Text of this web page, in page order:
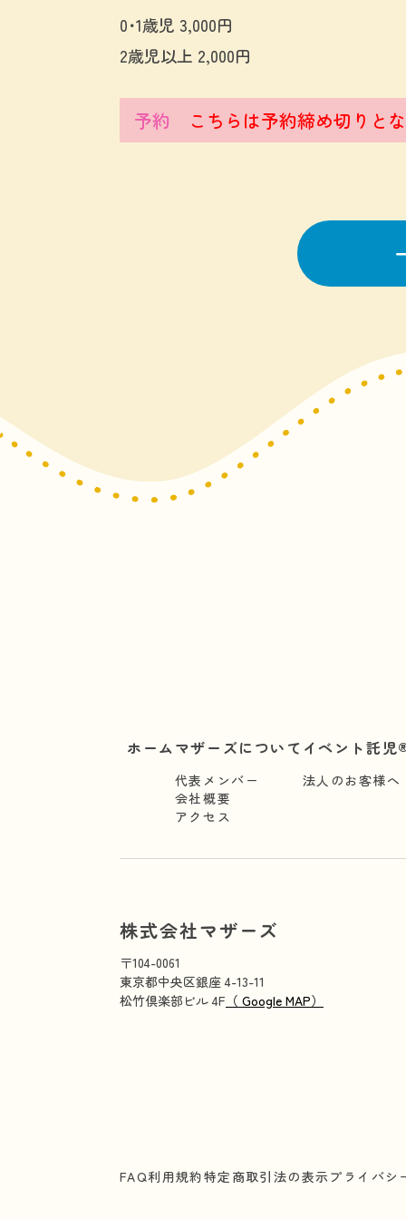
0･1歳児 3,000円
2歳児以上 2,000円
予約 こちらは予約締め切りと
ホームマザーズについて
代表メンバー
会社概要
アクセス
イベント託児
法人のお客様へ
株式会社マザーズ
〒104-0061
東京都中央区銀座 4-13-11
松竹倶楽部ビル 4F （ Google MAP）
FAQ利用規約特定商取引法の表示 プライバシ